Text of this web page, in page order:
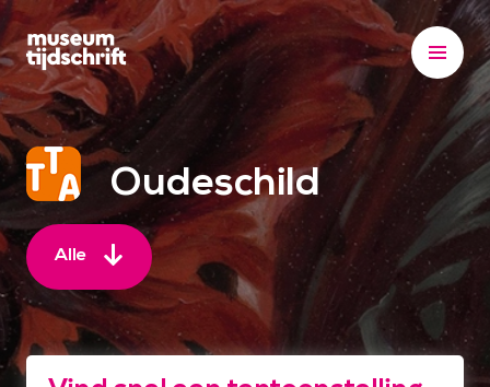
S
k
i
p
t
o
o
n
t
n
t
Oudeschild
Alle